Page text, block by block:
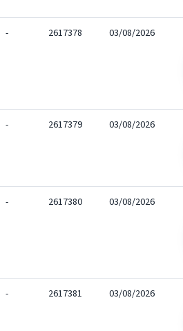
- 2617378 03/08/2026
- 2617379 03/08/2026
- 2617380 03/08/2026
- 2617381 03/08/2026